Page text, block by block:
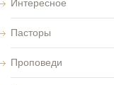
Интересное
Пасторы
Проповеди